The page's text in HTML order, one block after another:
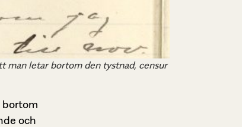
letar bortom den tystnad, censur
bortom
och